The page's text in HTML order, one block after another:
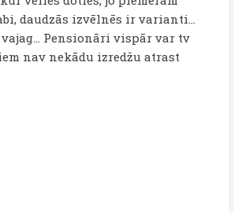
daudzās izvēlnēs ir varianti...
Pensionāri vispār var tv
nav nekādu izredžu atrast